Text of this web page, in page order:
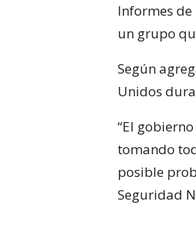
Informes
un grupo
Según
Unidos
“El
tomando
posible
Seguridad